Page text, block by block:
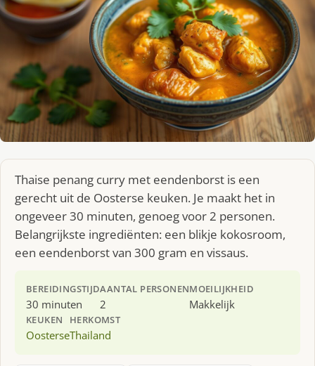
Thaise penang curry met eendenborst is een
gerecht uit de Oosterse keuken. Je maakt het in
ongeveer 30 minuten, genoeg voor 2 personen.
Belangrijkste ingrediënten: een blikje kokosroom,
een eendenborst van 300 gram en vissaus.
BEREIDINGSTIJD
30 minuten
AANTAL PERSONEN
2
MOEILIJKHEID
Makkelijk
KEUKEN
Oosterse
HERKOMST
Thailand